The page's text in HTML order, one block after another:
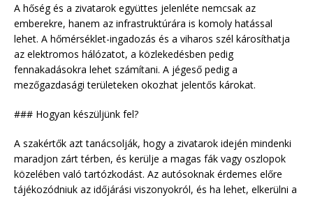
A hőség és a zivatarok együttes jelenléte nemcsak az
emberekre, hanem az infrastruktúrára is komoly hatással
lehet. A hőmérséklet-ingadozás és a viharos szél károsíthatja
az elektromos hálózatot, a közlekedésben pedig
fennakadásokra lehet számítani. A jégeső pedig a
mezőgazdasági területeken okozhat jelentős károkat.
### Hogyan készüljünk fel?
A szakértők azt tanácsolják, hogy a zivatarok idején mindenki
maradjon zárt térben, és kerülje a magas fák vagy oszlopok
közelében való tartózkodást. Az autósoknak érdemes előre
tájékozódniuk az időjárási viszonyokról, és ha lehet, elkerülni a